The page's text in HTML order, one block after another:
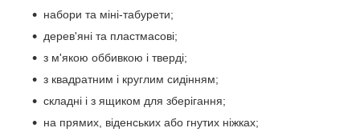
набори та міні-табурети;
дерев'яні та пластмасові;
з м'якою оббивкою і тверді;
з квадратним і круглим сидінням;
складні і з ящиком для зберігання;
на прямих, віденських або гнутих ніжках;